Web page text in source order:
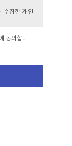
동의합니